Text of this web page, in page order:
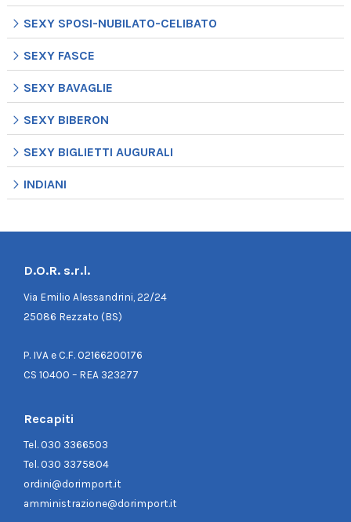
SEXY SPOSI-NUBILATO-CELIBATO
SEXY FASCE
SEXY BAVAGLIE
SEXY BIBERON
SEXY BIGLIETTI AUGURALI
INDIANI
D.O.R. s.r.l.
Via Emilio Alessandrini, 22/24
25086 Rezzato (BS)
P. IVA e C.F. 02166200176
CS 10400 – REA 323277
Recapiti
Tel.030 3366503
Tel.030 3375804
ordini@dorimport.it
amministrazione@dorimport.it